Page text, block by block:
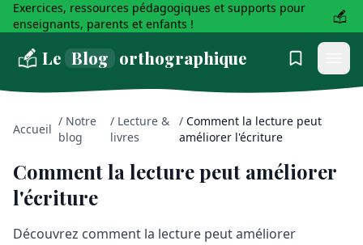
Exercices, ressources pédagogiques et supports pour
enseignants, parents et enfants !
Le Blog orthographique
Accueil
/ Notre
blog
/ Lecture &
livres
/ Comment la lecture peut
améliorer l'écriture
Comment la lecture peut améliorer
l'écriture
Découvrez comment la lecture peut améliorer